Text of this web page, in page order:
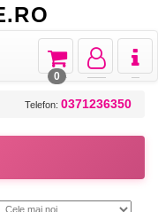
Toggle
Toggle
navigation
Toggle
navigation
0
Telefon: 0371236350